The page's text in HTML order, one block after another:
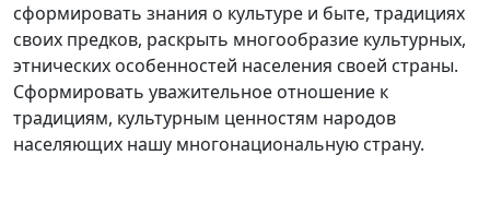
сформировать знания о культуре и быте, традициях
своих предков, раскрыть многообразие культурных,
этнических особенностей населения своей страны.
Сформировать уважительное отношение к
традициям, культурным ценностям народов
населяющих нашу многонациональную страну.